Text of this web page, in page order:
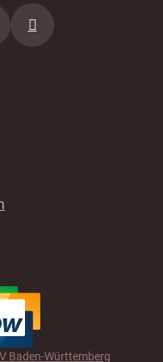
Baden-Württemberg